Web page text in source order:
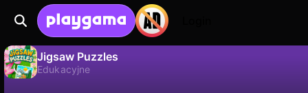
Jigsaw Puzzles
Edukacyjne